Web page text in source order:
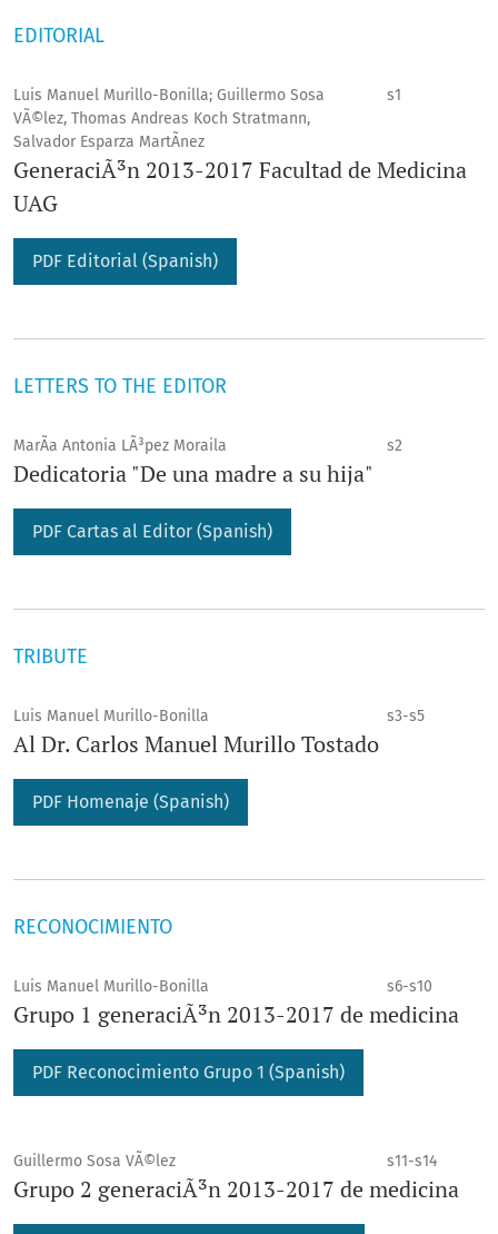
EDITORIAL
Luis Manuel Murillo-Bonilla; Guillermo Sosa
VÃ©lez, Thomas Andreas Koch Stratmann,
Salvador Esparza MartÃ­nez
s1
GeneraciÃ³n 2013-2017 Facultad de Medicina
UAG
PDF Editorial (Spanish)
LETTERS TO THE EDITOR
MarÃ­a Antonia LÃ³pez Moraila s2
Dedicatoria "De una madre a su hija"
PDF Cartas al Editor (Spanish)
TRIBUTE
Luis Manuel Murillo-Bonilla s3-s5
Al Dr. Carlos Manuel Murillo Tostado
PDF Homenaje (Spanish)
RECONOCIMIENTO
Luis Manuel Murillo-Bonilla s6-s10
Grupo 1 generaciÃ³n 2013-2017 de medicina
PDF Reconocimiento Grupo 1 (Spanish)
Guillermo Sosa VÃ©lez s11-s14
Grupo 2 generaciÃ³n 2013-2017 de medicina